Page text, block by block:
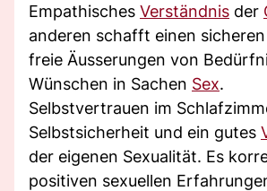
Empathisches Verständnis der
anderen schafft einen
freie Äusserungen von
Wünschen in Sachen Sex.
Selbstvertrauen im
Selbstsicherheit und ein gutes
der eigenen Sexualität. Es
positiven sexuellen